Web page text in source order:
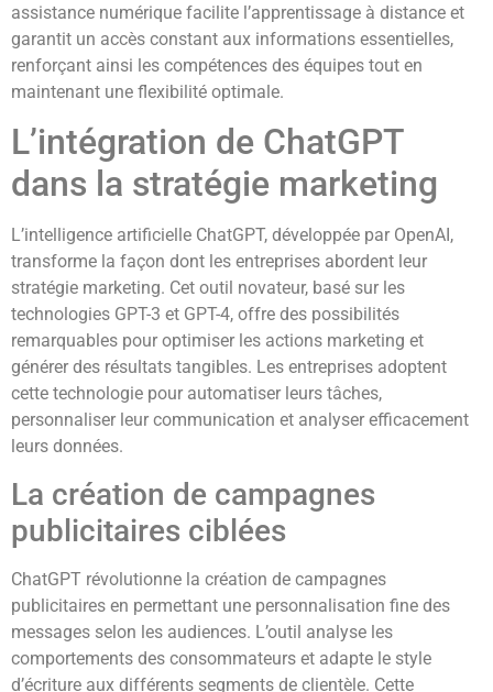
assistance numérique facilite l’apprentissage à distance et
garantit un accès constant aux informations essentielles,
renforçant ainsi les compétences des équipes tout en
maintenant une flexibilité optimale.
L’intégration de ChatGPT
dans la stratégie marketing
L’intelligence artificielle ChatGPT, développée par OpenAI,
transforme la façon dont les entreprises abordent leur
stratégie marketing. Cet outil novateur, basé sur les
technologies GPT-3 et GPT-4, offre des possibilités
remarquables pour optimiser les actions marketing et
générer des résultats tangibles. Les entreprises adoptent
cette technologie pour automatiser leurs tâches,
personnaliser leur communication et analyser efficacement
leurs données.
La création de campagnes
publicitaires ciblées
ChatGPT révolutionne la création de campagnes
publicitaires en permettant une personnalisation fine des
messages selon les audiences. L’outil analyse les
comportements des consommateurs et adapte le style
d’écriture aux différents segments de clientèle. Cette